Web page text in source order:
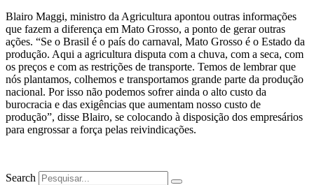
Blairo Maggi, ministro da Agricultura apontou outras informações
que fazem a diferença em Mato Grosso, a ponto de gerar outras
ações. “Se o Brasil é o país do carnaval, Mato Grosso é o Estado da
produção. Aqui a agricultura disputa com a chuva, com a seca, com
os preços e com as restrições de transporte. Temos de lembrar que
nós plantamos, colhemos e transportamos grande parte da produção
nacional. Por isso não podemos sofrer ainda o alto custo da
burocracia e das exigências que aumentam nosso custo de
produção”, disse Blairo, se colocando à disposição dos empresários
para engrossar a força pelas reivindicações.
Search